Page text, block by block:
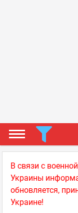
В связи с
Украины
обновляется,
Украине!